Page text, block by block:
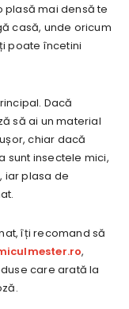
plasă mai densă te
casă, unde oricum
poate încetini
Dacă
să ai un material
chiar dacă
sunt insectele mici,
iar plasa de
îți recomand să
,
care arată la